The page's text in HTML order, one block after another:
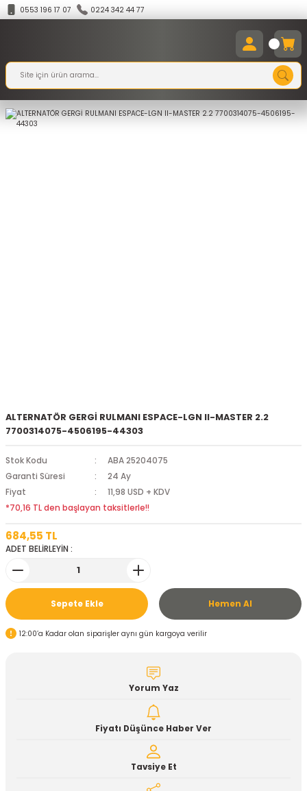
0553 196 17 07 0224 342 44 77
ALTERNATÖR GERGİ RULMANI ESPACE-LGN II-MASTER 2.2
7700314075-4506195-44303
Stok Kodu
ABA 25204075
Garanti Süresi
24 Ay
Fiyat
11,98 USD + KDV
*70,16 TL den başlayan taksitlerle!!
684,55 TL
ADET BELİRLEYİN :
Sepete Ekle Hemen Al
12:00’a Kadar olan siparişler aynı gün kargoya verilir
Yorum Yaz
Fiyatı Düşünce Haber Ver
Tavsiye Et